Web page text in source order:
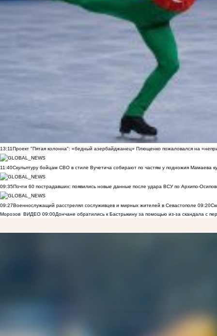
13:11Проект "Пятая колонна": «бедный азербайджанец» Плющенко пожаловался на
11:40Скульптуру бойцам СВО в стиле Вучетича собирают по частям у подножия Мамаева
09:35Почти 60 пострадавших: появились новые данные после удара ВСУ по Архипо-
09:27Военнослужащий расстрелял сослуживцев и мирных жителей в Севастополе 09:20
Морозов ВИДЕО 09:00Дончане обратились к Бастрыкину за помощью из-за скандала с